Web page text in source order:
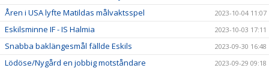
Åren i USA lyfte Matildas målvaktsspel 2023-10-04 11:07
Eskilsminne IF - IS Halmia 2023-10-03 17:11
Snabba baklängesmål fällde Eskils 2023-09-30 16:48
Lödöse/Nygård en jobbig motståndare 2023-09-29 09:18